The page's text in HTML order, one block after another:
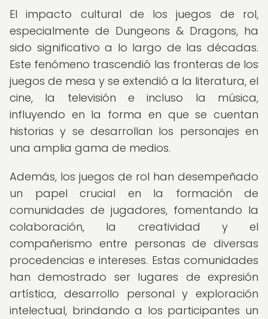
El impacto cultural de los juegos de rol,
especialmente de Dungeons & Dragons, ha
sido significativo a lo largo de las décadas.
Este fenómeno trascendió las fronteras de los
juegos de mesa y se extendió a la literatura, el
cine, la televisión e incluso la música,
influyendo en la forma en que se cuentan
historias y se desarrollan los personajes en
una amplia gama de medios.
Además, los juegos de rol han desempeñado
un papel crucial en la formación de
comunidades de jugadores, fomentando la
colaboración, la creatividad y el
compañerismo entre personas de diversas
procedencias e intereses. Estas comunidades
han demostrado ser lugares de expresión
artística, desarrollo personal y exploración
intelectual, brindando a los participantes un